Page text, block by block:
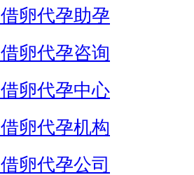
卵代孕助孕
卵代孕咨询
卵代孕中心
卵代孕机构
卵代孕公司